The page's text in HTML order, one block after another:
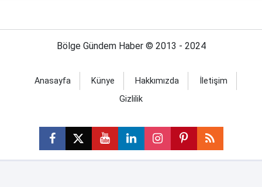
Bölge Gündem Haber © 2013 - 2024
Anasayfa Künye Hakkımızda
İletişim
Gizlilik